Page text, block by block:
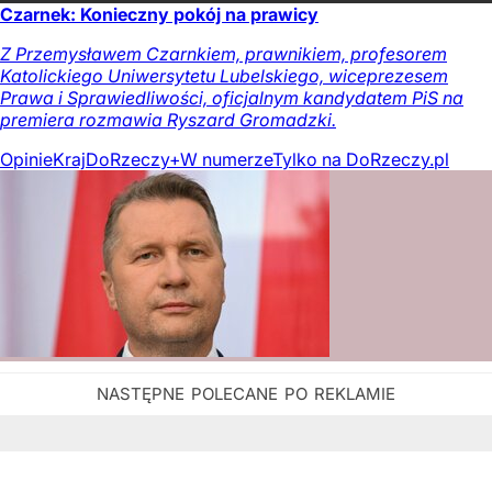
Czarnek: Konieczny pokój na prawicy
Z Przemysławem Czarnkiem, prawnikiem, profesorem
Katolickiego Uniwersytetu Lubelskiego, wiceprezesem
Prawa i Sprawiedliwości, oficjalnym kandydatem PiS na
premiera rozmawia Ryszard Gromadzki.
OpinieKrajDoRzeczy+W numerzeTylko na DoRzeczy.pl